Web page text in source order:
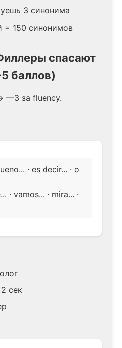
3 синонима
= 150 синонимов
спасают
баллов)
—3 за fluency.
· es decir... · o
· vamos... · mira... ·
сек